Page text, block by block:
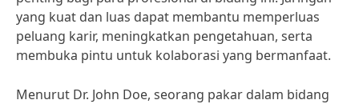
yang kuat dan luas dapat membantu memperluas
peluang karir, meningkatkan pengetahuan, serta
membuka pintu untuk kolaborasi yang bermanfaat.
Menurut Dr. John Doe, seorang pakar dalam bidang